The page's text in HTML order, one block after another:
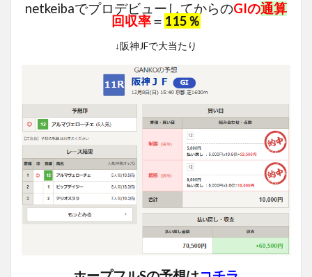
netkeibaでプロデビューしてからのGIの通算
回収率＝ 115％
↓阪神JFで大当たり